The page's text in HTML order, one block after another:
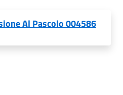
Al Pascolo 004586